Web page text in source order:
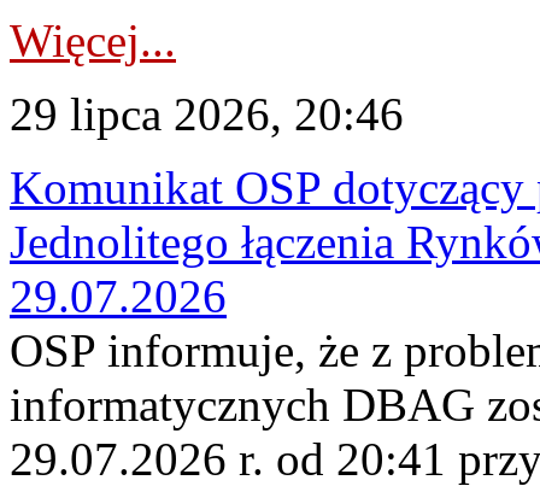
Więcej...
29 lipca 2026, 20:46
Komunikat OSP
Jednolitego łączenia
29.07.2026
OSP informuje, że z
informatycznych DBAG
29.07.2026 r. od 20:41